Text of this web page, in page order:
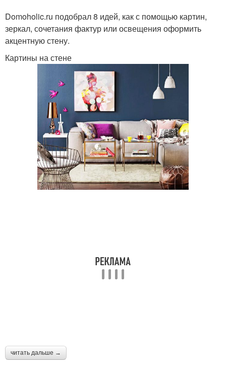
Стен под белый кирпич Панели под кирпич
Плитка под кирпич Кладки на стену
Domoholic.ru подобрал 8 идей, как с помощью картин,
зеркал, сочетания фактур или освещения оформить
акцентную стену.
Картины на стене
читать дальше →